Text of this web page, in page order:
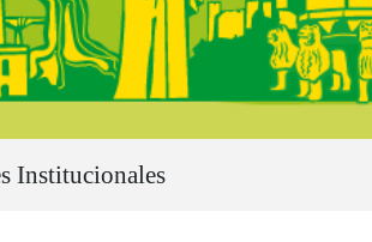
Institucionales